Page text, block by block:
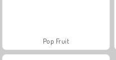
Pop Fruit